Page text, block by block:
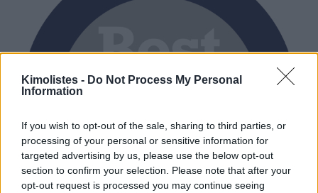
Kimolistes - Do Not Process My Personal
Information
If you wish to opt-out of the sale, sharing to third parties, or
processing of your personal or sensitive information for
targeted advertising by us, please use the below opt-out
section to confirm your selection. Please note that after your
opt-out request is processed you may continue seeing